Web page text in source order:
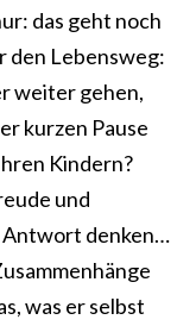
das geht noch
den Lebensweg:
weiter gehen,
kurzen Pause
Kindern?
und
Antwort denken…
was er selbst